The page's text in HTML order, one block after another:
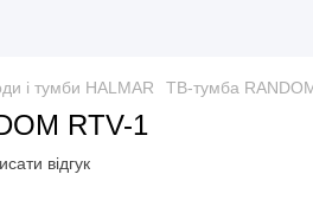
і тумби HALMAR ТВ-тумба
RTV-1
відгук